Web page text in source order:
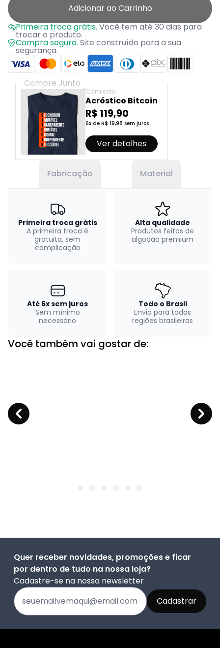
Adicionar ao Carrinho
Primeira troca grátis.Você tem até 30 dias para
trocar o produto.
Compra segura. Site construído para a sua
segurança.
Compre Junto
Camiseta
Acróstico Bitcoin
R$ 119,90
6x de R$ 19,98 sem juros
Ver detalhes
Fabricação Material
Primeira troca grátis
A primeira troca é
gratuita, sem
complicação
Alta qualidade
Produtos feitos de
algodão premium
Até 6x sem juros
Sem mínimo
necessário
Todo o Brasil
Envio para todas
regiões brasileiras
Você também vai gostar de:
Quer receber novidades, promoções e ficar
por dentro de tudo na nossa loja?
Cadastre-se na nossa newsletter